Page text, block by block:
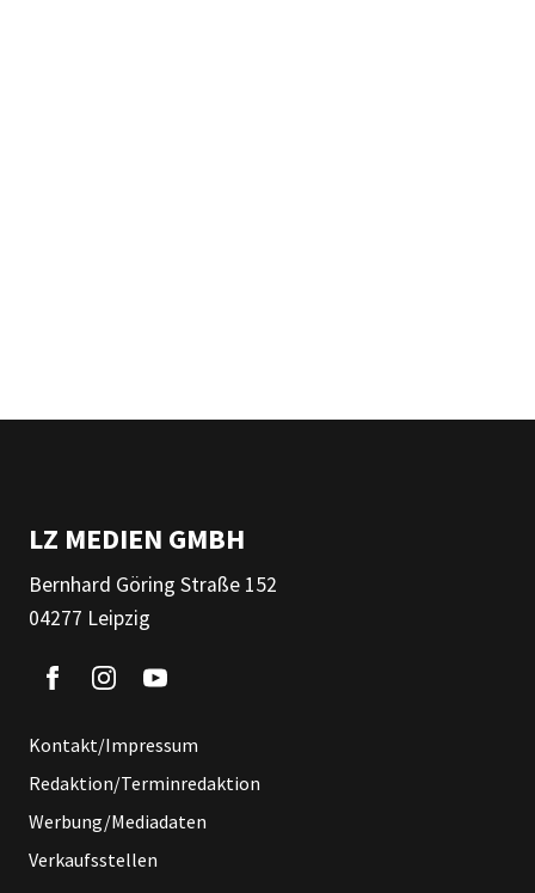
LZ MEDIEN GMBH
Bernhard Göring Straße 152
04277 Leipzig
Kontakt/Impressum
Redaktion/Terminredaktion
Werbung/Mediadaten
Verkaufsstellen